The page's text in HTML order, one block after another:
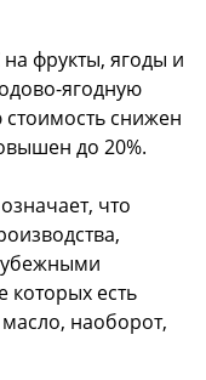
фрукты, ягоды и
ягодную
снижен
до 20%.
что
которых есть
наоборот,